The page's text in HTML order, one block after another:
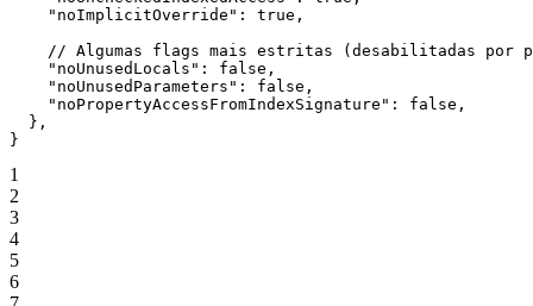
    "noImplicitOverride"
: true ,
// Algumas flags mais estritas (desabilitadas por
    "noUnusedLocals"
: false ,
    "noUnusedParameters"
: false ,
    "noPropertyAccessFromIndexSignature"
: false ,
  },
}
1
2
3
4
5
6